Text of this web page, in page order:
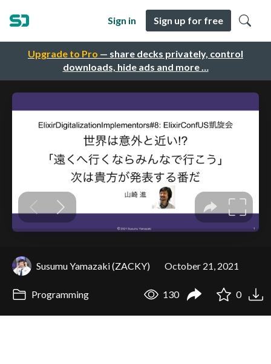
Upgrade to Pro — share decks privately, control
downloads, hide ads and more …
Sign in Sign up for free
Susumu Yamazaki (ZACKY) October 21, 2021
Programming 130 0